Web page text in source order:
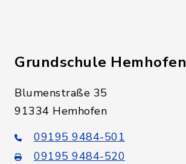
Grundschule Hemhofen
Blumenstraße 35
91334 Hemhofen
09195 9484-501
09195 9484-520